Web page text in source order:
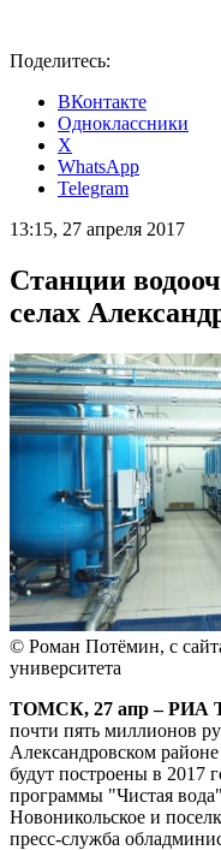
Поделитесь:
ВКонтакте
Одноклассники
X
WhatsApp
Telegram
13:15, 27 апреля 2017
Станции
селах
© Роман Потёмин, с
университета
ТОМСК, 27 апр – РИА
почти пять миллионов
Александровском
будут построены в 2017
программы "Чистая
Новоникольское и
пресс-служба